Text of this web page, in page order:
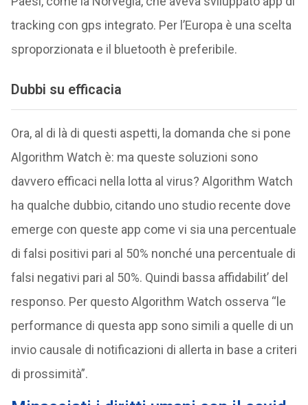
tracking con gps integrato. Per l’Europa è una scelta
sproporzionata e il bluetooth è preferibile.
Dubbi su efficacia
Ora, al di là di questi aspetti, la domanda che si pone
Algorithm Watch è: ma queste soluzioni sono
davvero efficaci nella lotta al virus? Algorithm Watch
ha qualche dubbio, citando uno studio recente dove
emerge con queste app come vi sia una percentuale
di falsi positivi pari al 50% nonché una percentuale di
falsi negativi pari al 50%. Quindi bassa affidabilit’ del
responso. Per questo Algorithm Watch osserva “le
performance di questa app sono simili a quelle di un
invio causale di notificazioni di allerta in base a criteri
di prossimità”.